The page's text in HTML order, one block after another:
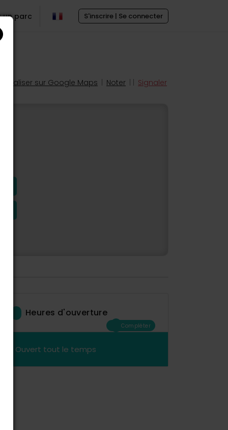
S'inscrire | Se connecter
un parc
Localiser sur Google Maps Noter Signaler
Heures d'ouverture
Compléter
Ouvert tout le temps